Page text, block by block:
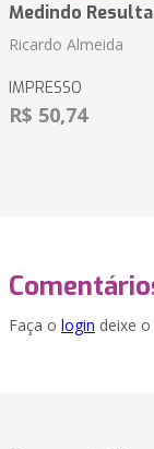
Medindo
Ricardo Almeida
IMPRESSO
R$ 50,74
Faça o login deixe